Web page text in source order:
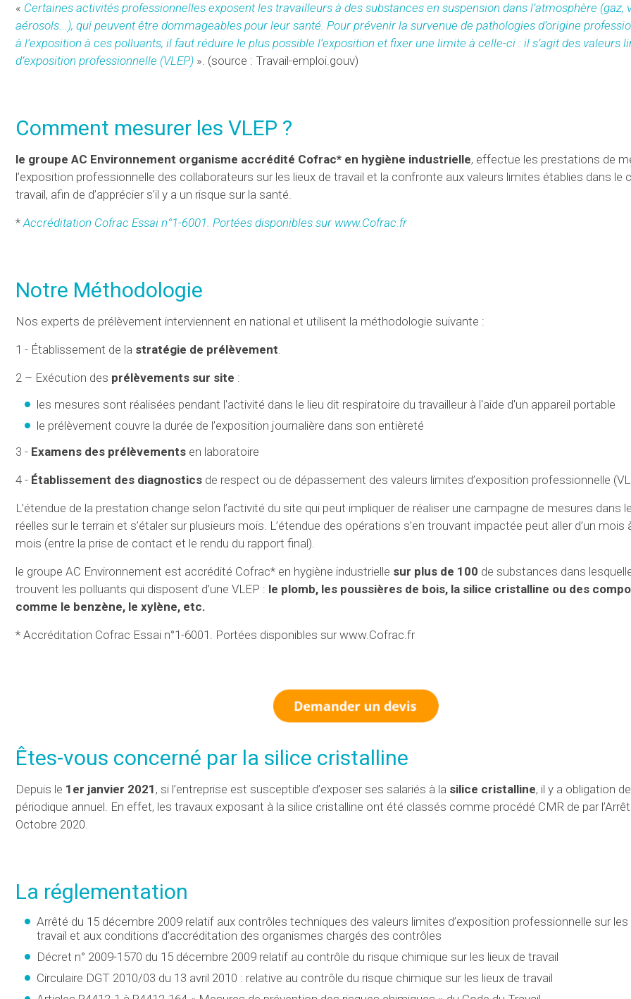
« Certaines activités professionnelles exposent les travailleurs à des substances en suspension dans l’atmosphère (gaz,
aérosols...), qui peuvent être dommageables pour leur santé. Pour prévenir la survenue de pathologies d’origine
à l’exposition à ces polluants, il faut réduire le plus possible l’exposition et fixer une limite à celle-ci : il s’agit des valeurs
d’exposition professionnelle (VLEP) ». (source : Travail-emploi.gouv)
Comment mesurer les VLEP ?
le groupe AC Environnement organisme accrédité Cofrac* en hygiène industrielle, effectue les prestations de
l’exposition professionnelle des collaborateurs sur les lieux de travail et la confronte aux valeurs limites établies dans le
travail, afin de d’apprécier s’il y a un risque sur la santé.
*Accréditation Cofrac Essai n°1-6001. Portées disponibles sur www.Cofrac.fr
Notre Méthodologie
Nos experts de prélèvement interviennent en national et utilisent la méthodologie suivante :
1 - Établissement de la stratégie de prélèvement.
2 – Exécution des prélèvements sur site :
les mesures sont réalisées pendant l'activité dans le lieu dit respiratoire du travailleur à l'aide d'un appareil portable
le prélèvement couvre la durée de l’exposition journalière dans son entièreté
3 - Examens des prélèvements en laboratoire
4 - Établissement des diagnostics de respect ou de dépassement des valeurs limites d’exposition professionnelle
L’étendue de la prestation change selon l’activité du site qui peut impliquer de réaliser une campagne de mesures dans
réelles sur le terrain et s’étaler sur plusieurs mois. L’étendue des opérations s’en trouvant impactée peut aller d’un mois
mois (entre la prise de contact et le rendu du rapport final).
le groupe AC Environnement est accrédité Cofrac* en hygiène industrielle sur plus de 100 de substances dans
trouvent les polluants qui disposent d’une VLEP : le plomb, les poussières de bois, la silice cristalline ou des
comme le benzène, le xylène, etc.
* Accréditation Cofrac Essai n°1-6001. Portées disponibles sur www.Cofrac.fr
Êtes-vous concerné par la silice cristalline
Depuis le 1er janvier 2021 , si l’entreprise est susceptible d’exposer ses salariés à la silice cristalline, il y a obligation
périodique annuel. En effet, les travaux exposant à la silice cristalline ont été classés comme procédé CMR de par
Octobre 2020.
La réglementation
Arrêté du 15 décembre 2009 relatif aux contrôles techniques des valeurs limites d’exposition professionnelle sur les
travail et aux conditions d’accréditation des organismes chargés des contrôles
Décret n° 2009-1570 du 15 décembre 2009 relatif au contrôle du risque chimique sur les lieux de travail
Circulaire DGT 2010/03 du 13 avril 2010 : relative au contrôle du risque chimique sur les lieux de travail